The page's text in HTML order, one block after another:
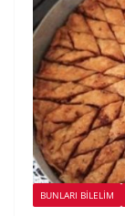
BUNLARI BILELIM